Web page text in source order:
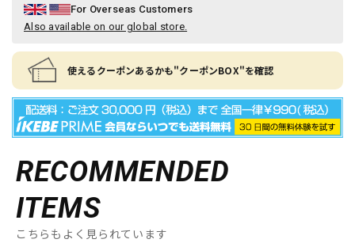
For Overseas Customers
Also available on our global store.
使えるクーポンあるかも"クーポンBOX"を確認
RECOMMENDED
ITEMS
こちらもよく見られています